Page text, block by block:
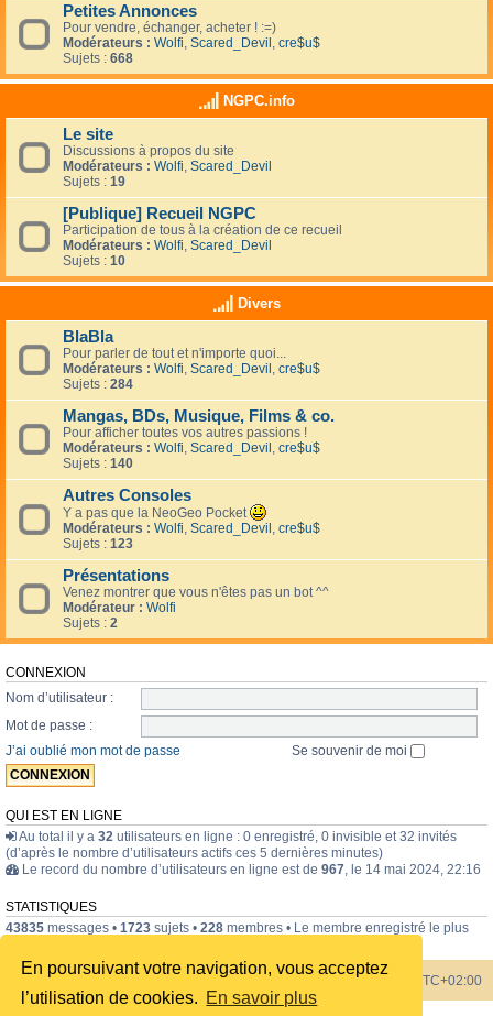
En poursuivant votre navigation, vous acceptez
l’utilisation de cookies. En savoir plus
Petites Annonces
Pour vendre, échanger, acheter ! :=)
Modérateurs : Wolfi, Scared_Devil , cre$u$
Sujets : 668
NGPC.info
Le site
Discussions à propos du site
Modérateurs : Wolfi, Scared_Devil
Sujets : 19
[Publique] Recueil NGPC
Participation de tous à la création de ce recueil
Modérateurs : Wolfi, Scared_Devil
Sujets : 10
Divers
BlaBla
Pour parler de tout et n'importe quoi...
Modérateurs : Wolfi, Scared_Devil, cre$u$
Sujets : 284
Mangas, BDs, Musique, Films & co.
Pour afficher toutes vos autres passions !
Modérateurs : Wolfi, Scared_Devil, cre$u$
Sujets : 140
Autres Consoles
Y a pas que la NeoGeo Pocket
Modérateurs : Wolfi, Scared_Devil, cre$u$
Sujets : 123
Présentations
Venez montrer que vous n'êtes pas un bot ^^
Modérateur : Wolfi
Sujets : 2
CONNEXION
Nom d’utilisateur :
Mot de passe :
J’ai oublié mon mot de passe
Se souvenir de moi
QUI EST EN LIGNE
Au total il y a 32 utilisateurs en ligne : 0 enregistré, 0 invisible et 32 invités
(d’après le nombre d’utilisateurs actifs ces 5 dernières minutes)
Le record du nombre d’utilisateurs en ligne est de 967, le 14 mai 2024, 22:16
STATISTIQUES
43835 messages • 1723 sujets • 228 membres • Le membre enregistré le plus
Index du forum Heures au format UTC+02:00